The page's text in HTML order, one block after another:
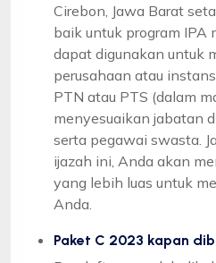
Cirebon, Jawa Barat
baik untuk program IPA
dapat digunakan untuk
perusahaan atau
PTN atau PTS (dalam
menyesuaikan jabatan
serta pegawai swasta.
ijazah ini, Anda akan
yang lebih luas untuk
Anda.
Paket C 2023 kapan